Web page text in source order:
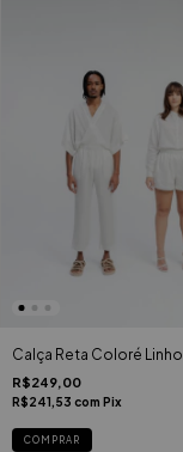
Calça Reta Coloré Linho
R$249,00
R$241,53 com Pix
COMPRAR